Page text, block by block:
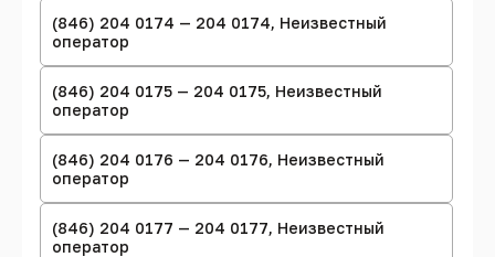
(846) 204 0174 — 204 0174, Неизвестный
оператор
(846) 204 0175 — 204 0175, Неизвестный
оператор
(846) 204 0176 — 204 0176, Неизвестный
оператор
(846) 204 0177 — 204 0177, Неизвестный
оператор